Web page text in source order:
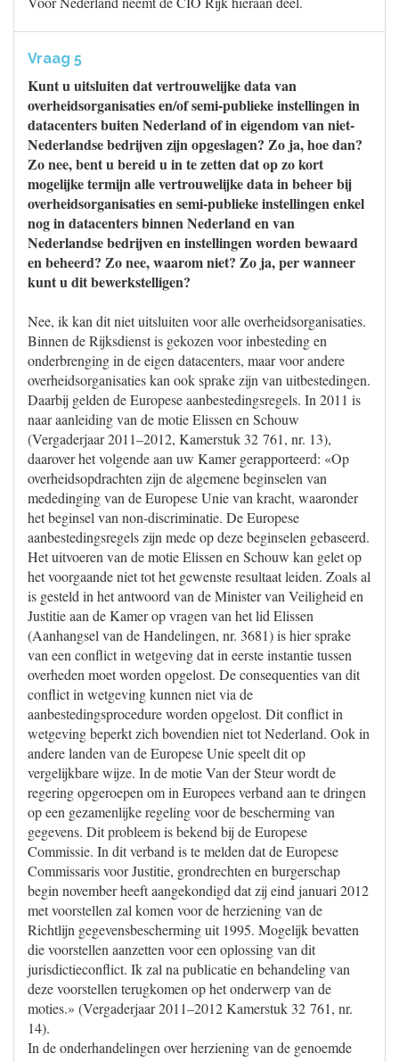
Vraag 5
Kunt u uitsluiten dat vertrouwelijke data van
overheidsorganisaties en/of semi-publieke instellingen in
datacenters buiten Nederland of in eigendom van niet-
Nederlandse bedrijven zijn opgeslagen? Zo ja, hoe dan?
Zo nee, bent u bereid u in te zetten dat op zo kort
mogelijke termijn alle vertrouwelijke data in beheer bij
overheidsorganisaties en semi-publieke instellingen enkel
nog in datacenters binnen Nederland en van
Nederlandse bedrijven en instellingen worden bewaard
en beheerd? Zo nee, waarom niet? Zo ja, per wanneer
kunt u dit bewerkstelligen?
Nee, ik kan dit niet uitsluiten voor alle overheidsorganisaties.
Binnen de Rijksdienst is gekozen voor inbesteding en
onderbrenging in de eigen datacenters, maar voor andere
overheidsorganisaties kan ook sprake zijn van uitbestedingen.
Daarbij gelden de Europese aanbestedingsregels. In 2011 is
naar aanleiding van de motie Elissen en Schouw
(Vergaderjaar 2011–2012, Kamerstuk 32 761, nr. 13),
daarover het volgende aan uw Kamer gerapporteerd: «Op
overheidsopdrachten zijn de algemene beginselen van
mededinging van de Europese Unie van kracht, waaronder
het beginsel van non-discriminatie. De Europese
aanbestedingsregels zijn mede op deze beginselen gebaseerd.
Het uitvoeren van de motie Elissen en Schouw kan gelet op
het voorgaande niet tot het gewenste resultaat leiden. Zoals al
is gesteld in het antwoord van de Minister van Veiligheid en
Justitie aan de Kamer op vragen van het lid Elissen
(Aanhangsel van de Handelingen, nr. 3681) is hier sprake
van een conflict in wetgeving dat in eerste instantie tussen
overheden moet worden opgelost. De consequenties van dit
conflict in wetgeving kunnen niet via de
aanbestedingsprocedure worden opgelost. Dit conflict in
wetgeving beperkt zich bovendien niet tot Nederland. Ook in
andere landen van de Europese Unie speelt dit op
vergelijkbare wijze. In de motie Van der Steur wordt de
regering opgeroepen om in Europees verband aan te dringen
op een gezamenlijke regeling voor de bescherming van
gegevens. Dit probleem is bekend bij de Europese
Commissie. In dit verband is te melden dat de Europese
Commissaris voor Justitie, grondrechten en burgerschap
begin november heeft aangekondigd dat zij eind januari 2012
met voorstellen zal komen voor de herziening van de
Richtlijn gegevensbescherming uit 1995. Mogelijk bevatten
die voorstellen aanzetten voor een oplossing van dit
jurisdictieconflict. Ik zal na publicatie en behandeling van
deze voorstellen terugkomen op het onderwerp van de
moties.» (Vergaderjaar 2011–2012 Kamerstuk 32 761, nr.
14).
In de onderhandelingen over herziening van de genoemde